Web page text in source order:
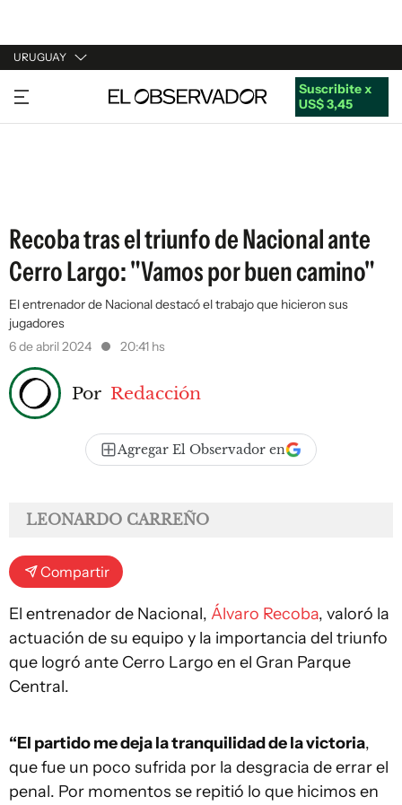
URUGUAY
URUGUAY
ARGENTINA
Suscribite x
US$ 3,45
Recoba tras el triunfo de Nacional ante
Cerro Largo: "Vamos por buen camino"
El entrenador de Nacional destacó el trabajo que hicieron sus
jugadores
6 de abril 2024
20:41 hs
Por Redacción
Agregar El Observador en
LEONARDO CARREÑO
Compartir
El entrenador de Nacional, Álvaro Recoba, valoró la
actuación de su equipo y la importancia del triunfo
que logró ante Cerro Largo en el Gran Parque
Central.
“El partido me deja la tranquilidad de la victoria,
que fue un poco sufrida por la desgracia de errar el
penal. Por momentos se repitió lo que hicimos en